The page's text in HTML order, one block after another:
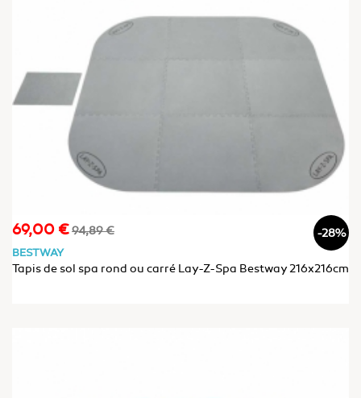
Prix
69,00 €Prix
94,89 € -28%
BESTWAY
Tapis de sol spa rond ou carré Lay-Z-Spa Bestway 216x216cm